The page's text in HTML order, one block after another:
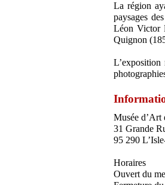
La région
paysages
Léon Victor
Quignon
L’exposition
Musée d’Art
31 Grande
95 290
Horaires
Ouvert du